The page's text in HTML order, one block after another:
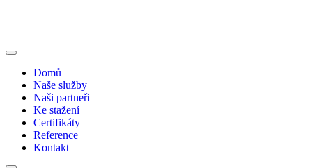
Domů
Naše služby
Naši partneři
Ke stažení
Certifikáty
Reference
Kontakt